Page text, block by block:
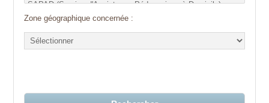
Zone géographique concernée :